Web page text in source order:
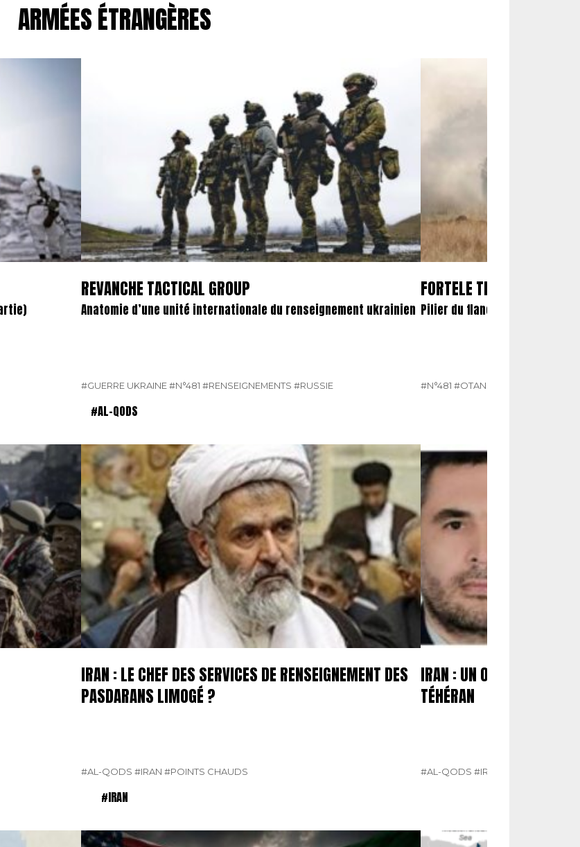
ARMÉES ÉTRANGÈRES
REVANCHE TACTICAL GROUP
Anatomie d’une unité internationale du renseignement ukrainien
#GUERRE UKRAINE#N°481 #RENSEIGNEMENTS #RUSSIE
FORTELE TERESTRE
Pilier du flanc sud-oriental de
#N°481 #OTAN
#AL-QODS
IRAN : LE CHEF DES SERVICES DE RENSEIGNEMENT DES
PASDARANS LIMOGÉ ?
#AL-QODS #IRAN #POINTS CHAUDS
IRAN : UN OFFICIER DE LA
TÉHÉRAN
#AL-QODS #IRAN
#IRAN